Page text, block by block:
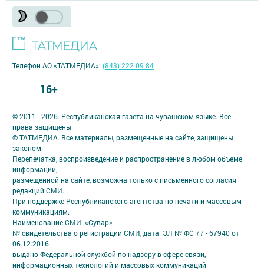
© 2011 - 2026. Республиканская газета на чувашском языке. Все
права защищены.
© ТАТМЕДИА. Все материалы, размещенные на сайте, защищены
законом.
Перепечатка, воспроизведение и распространение в любом объеме
информации,
размещенной на сайте, возможна только с письменного согласия
редакций СМИ.
При поддержке Республиканского агентства по печати и массовым
коммуникациям.
Наименование СМИ: «Сувар»
№ свидетельства о регистрации СМИ, дата: ЭЛ № ФС 77 - 67940 от
06.12.2016
выдано Федеральной службой по надзору в сфере связи,
информационных технологий и массовых коммуникаций
Телефон АО «ТАТМЕДИА»:(843) 222 09 84
16+